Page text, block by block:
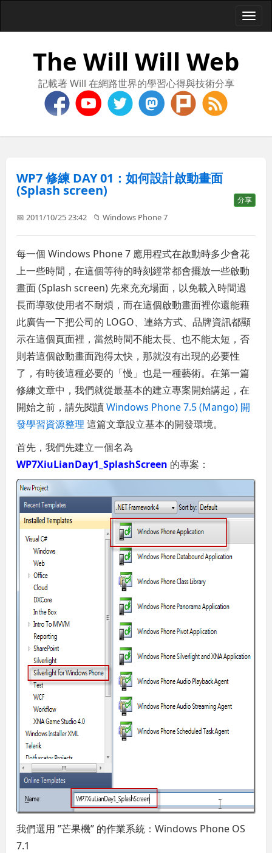
The Will Will Web
記載著 Will 在網路世界的學習心得與技術分享
WP7 修練 DAY 01：如何設計啟動畫面
(Splash screen)
分享
📅 2011/10/25 23:42 📁Windows Phone 7
每一個 Windows Phone 7 應用程式在啟動時多少會花
上一些時間，在這個等待的時刻經常都會擺放一些啟動
畫面 (Splash screen) 先來充充場面，以免載入時間過
長而導致使用者不耐煩，而在這個啟動畫面裡你還能藉
此廣告一下把公司的 LOGO、連絡方式、品牌資訊都顯
示在這個頁面裡，當然時間不能太長、也不能太短，否
則若這個啟動畫面跑得太快，那就沒有出現的必要性
了，有時後這種必要的「慢」也是一種藝術。在第一篇
修練文章中，我們就從最基本的建立專案開始講起，在
開始之前，請先閱讀Windows Phone 7.5 (Mango) 開
發學習資源整理這篇文章設立基本的開發環境。
首先，我們先建立一個名為
WP7XiuLianDay1_SplashScreen 的專案：
我們選用 ”芒果機” 的作業系統：Windows Phone OS
7.1